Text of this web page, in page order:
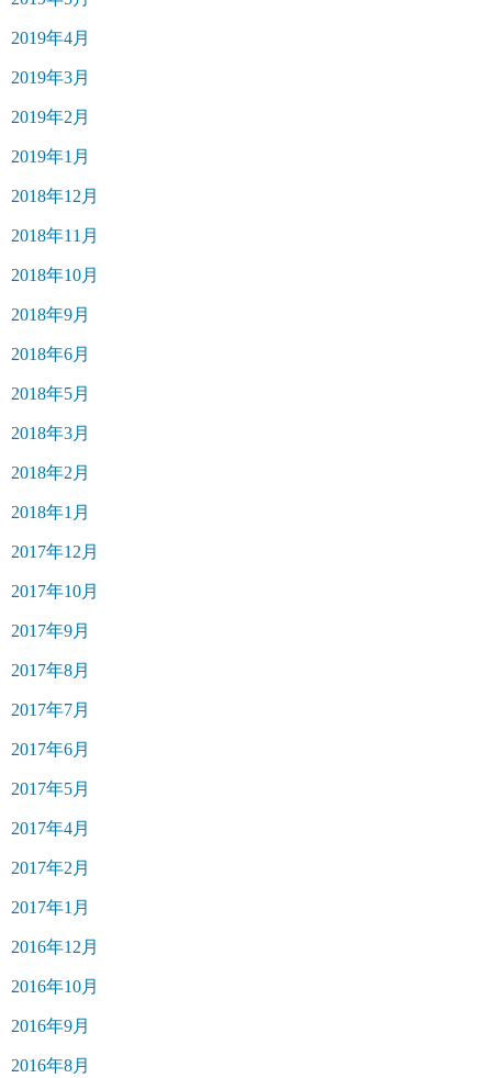
2019年4月
2019年3月
2019年2月
2019年1月
2018年12月
2018年11月
2018年10月
2018年9月
2018年6月
2018年5月
2018年3月
2018年2月
2018年1月
2017年12月
2017年10月
2017年9月
2017年8月
2017年7月
2017年6月
2017年5月
2017年4月
2017年2月
2017年1月
2016年12月
2016年10月
2016年9月
2016年8月